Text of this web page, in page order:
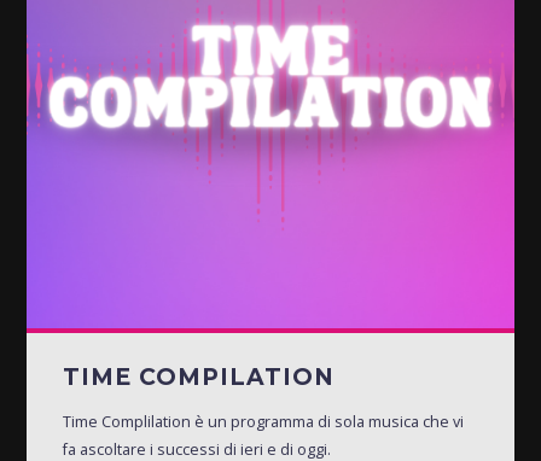
TIME COMPILATION
Time Complilation è un programma di sola musica che vi
fa ascoltare i successi di ieri e di oggi.